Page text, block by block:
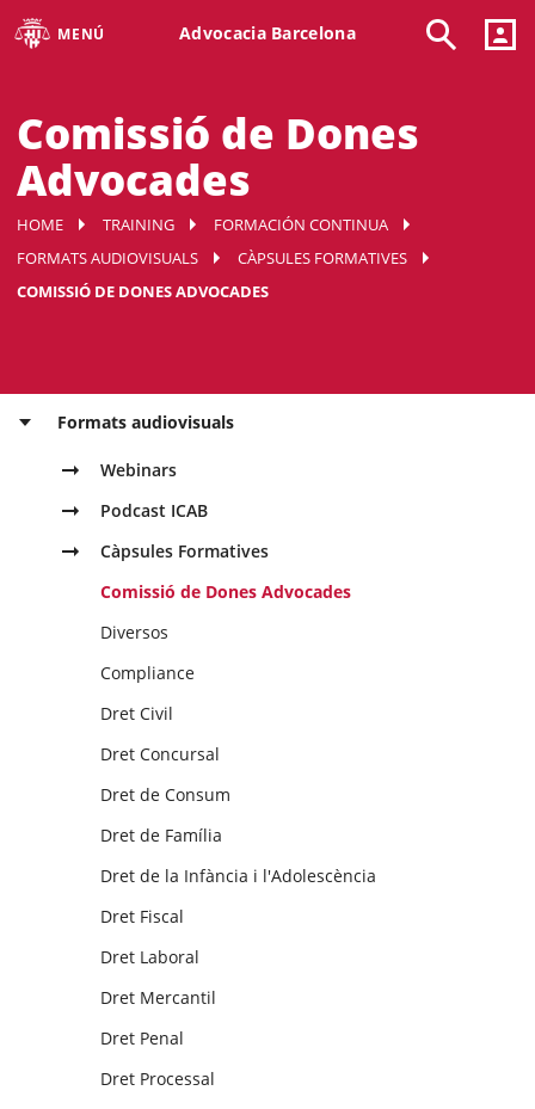
MENÚ Advocacia Barcelona
Comissió de Dones
Advocades
HOME TRAINING
FORMACIÓN CONTINUA
FORMATS AUDIOVISUALS
CÀPSULES FORMATIVES
COMISSIÓ DE DONES ADVOCADES
Formats audiovisuals
Webinars
Podcast ICAB
Càpsules Formatives
Comissió de Dones Advocades
Diversos
Compliance
Dret Civil
Dret Concursal
Dret de Consum
Dret de Família
Dret de la Infància i l'Adolescència
Dret Fiscal
Dret Laboral
Dret Mercantil
Dret Penal
Dret Processal